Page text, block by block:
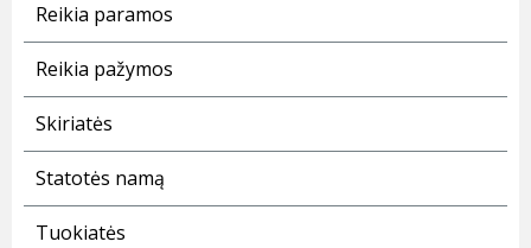
Reikia paramos
Reikia pažymos
Skiriatės
Statotės namą
Tuokiatės